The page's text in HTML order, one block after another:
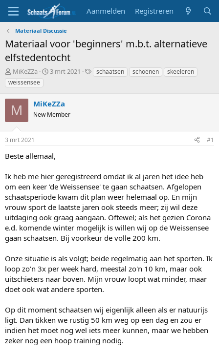
Aanmelden Registreren
Materiaal Discussie
Materiaal voor 'beginners' m.b.t. alternatieve
elfstedentocht
T
o
p
i
c
s
t
a
r
e
MiKeZZa
S
t
d
t
3 mrt 2021
Tschaatsen schoenen
skeeleren
weissensee
M MiKeZZa
New Member
3 mrt 2021 #1
Beste allemaal,
Ik heb me hier geregistreerd omdat ik al jaren het idee heb
om een keer 'de Weissensee' te gaan schaatsen. Afgelopen
schaatsperiode kwam dit plan weer helemaal op. En mijn
vrouw sport de laatste jaren ook steeds meer; zij wil deze
uitdaging ook graag aangaan. Oftewel; als het gezien Corona
e.d. komende winter mogelijk is willen wij op de Weissensee
gaan schaatsen. Bij voorkeur de volle 200 km.
Onze situatie is als volgt; beide regelmatig aan het sporten. Ik
loop zo'n 3x per week hard, meestal zo'n 10 km, maar ook
uitschieters naar boven. Mijn vrouw loopt wat minder, maar
doet ook wat andere sporten.
Op dit moment schaatsen wij eigenlijk alleen als er natuurijs
ligt. Dan tikken we rustig 50 km weg op een dag en zou er
indien het moet nog wel iets meer kunnen, maar we hebben
zeker nog een hoop training nodig.